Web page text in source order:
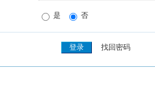
是 否
找回密码